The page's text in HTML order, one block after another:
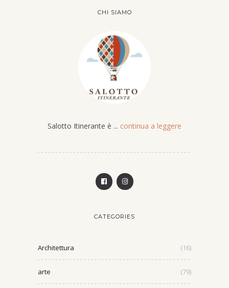
CHI SIAMO
Salotto Itinerante è ... continua a leggere
CATEGORIES
Architettura (16)
arte (79)